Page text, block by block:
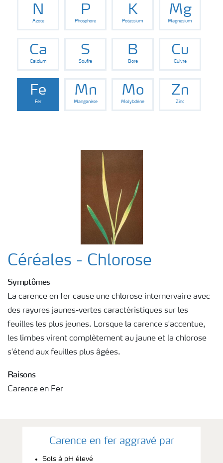
Cultivez l'avenir
Yara Newsletters
N
Azote
P
Phosphore
K
Potassium
Mg
Magnésium
Ca
Calcium
S
Soufre
B
Bore
Cu
Cuivre
Fe
Fer
Mn
Manganèse
Mo
Molybdène
Zn
Zinc
Céréales - Chlorose
Symptômes
La carence en fer cause une chlorose internervaire avec
des rayures jaunes-vertes caractéristiques sur les
feuilles les plus jeunes. Lorsque la carence s'accentue,
les limbes virent complètement au jaune et la chlorose
s'étend aux feuilles plus âgées.
Raisons
Carence en Fer
Carence en fer aggravé par
Sols à pH élevé